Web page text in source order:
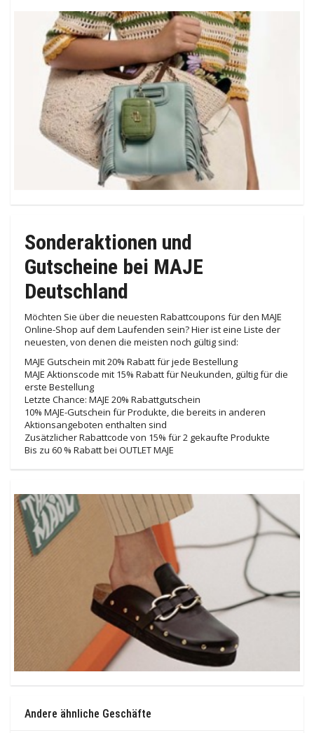
Sonderaktionen und
Gutscheine bei MAJE
Deutschland
Möchten Sie über die neuesten Rabattcoupons für den MAJE
Online-Shop auf dem Laufenden sein? Hier ist eine Liste der
neuesten, von denen die meisten noch gültig sind:
MAJE Gutschein mit 20% Rabatt für jede Bestellung
MAJE Aktionscode mit 15% Rabatt für Neukunden, gültig für die
erste Bestellung
Letzte Chance: MAJE 20% Rabattgutschein
10% MAJE-Gutschein für Produkte, die bereits in anderen
Aktionsangeboten enthalten sind
Zusätzlicher Rabattcode von 15% für 2 gekaufte Produkte
Bis zu 60 % Rabatt bei OUTLET MAJE
Andere ähnliche Geschäfte